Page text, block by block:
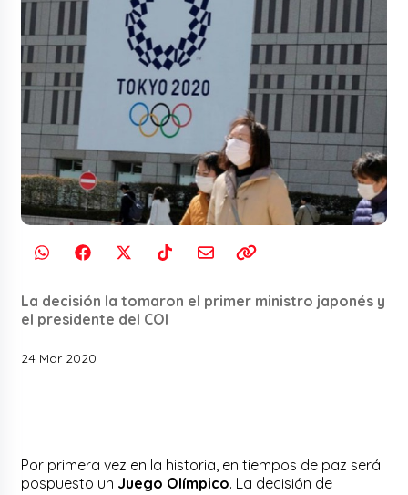
La decisión la tomaron el primer ministro japonés y
el presidente del COI
24 Mar 2020
Por primera vez en la historia, en tiempos de paz será
pospuesto un Juego Olímpico. La decisión de